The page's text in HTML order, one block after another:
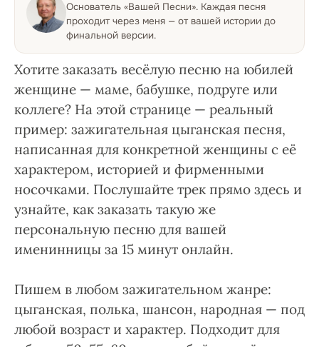
Основатель «Вашей Песни». Каждая песня
проходит через меня — от вашей истории до
финальной версии.
Хотите заказать весёлую песню на юбилей
женщине — маме, бабушке, подруге или
коллеге? На этой странице — реальный
пример: зажигательная цыганская песня,
написанная для конкретной женщины с её
характером, историей и фирменными
носочками. Послушайте трек прямо здесь и
узнайте, как заказать такую же
персональную песню для вашей
именинницы за 15 минут онлайн.
Пишем в любом зажигательном жанре:
цыганская, полька, шансон, народная — под
любой возраст и характер. Подходит для